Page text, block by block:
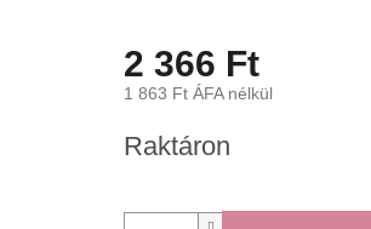
2 366 Ft
1 863 Ft ÁFA nélkül
Raktáron